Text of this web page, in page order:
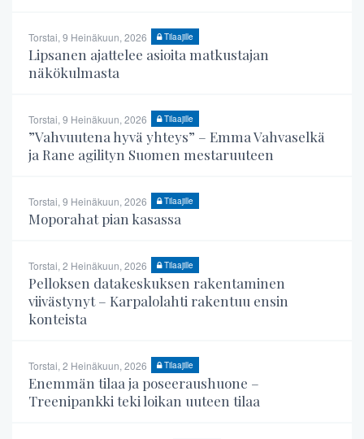
Torstai, 9 Heinäkuun, 2026 Tilaajille
Lipsanen ajattelee asioita matkustajan
näkökulmasta
Torstai, 9 Heinäkuun, 2026 Tilaajille
”Vahvuutena hyvä yhteys” – Emma Vahvaselkä
ja Rane agilityn Suomen mestaruuteen
Torstai, 9 Heinäkuun, 2026 Tilaajille
Moporahat pian kasassa
Torstai, 2 Heinäkuun, 2026 Tilaajille
Pelloksen datakeskuksen rakentaminen
viivästynyt – Karpalolahti rakentuu ensin
konteista
Torstai, 2 Heinäkuun, 2026 Tilaajille
Enemmän tilaa ja poseeraushuone –
Treenipankki teki loikan uuteen tilaa